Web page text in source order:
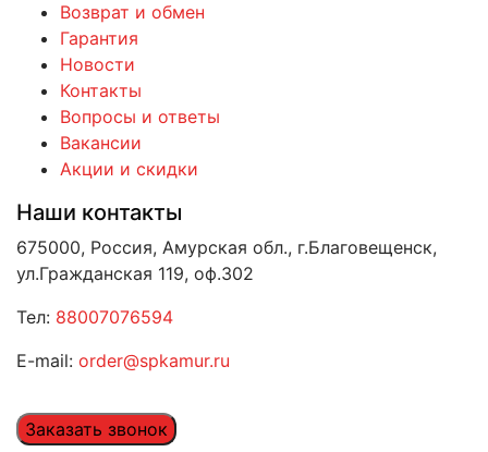
Возврат и обмен
Гарантия
Новости
Контакты
Вопросы и ответы
Вакансии
Акции и скидки
Наши контакты
675000, Россия, Амурская обл., г.Благовещенск,
ул.Гражданская 119, оф.302
Тел: 88007076594
E-mail: order@spkamur.ru
Заказать звонок